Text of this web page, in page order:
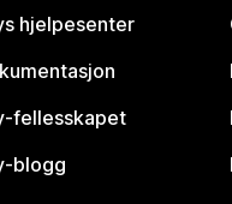
hjelpesenter
fellesskapet
blogg